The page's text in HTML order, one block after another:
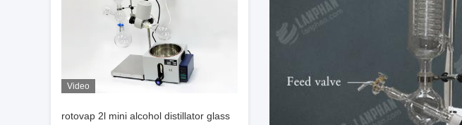
Video
rotovap 2l mini alcohol distillator glass